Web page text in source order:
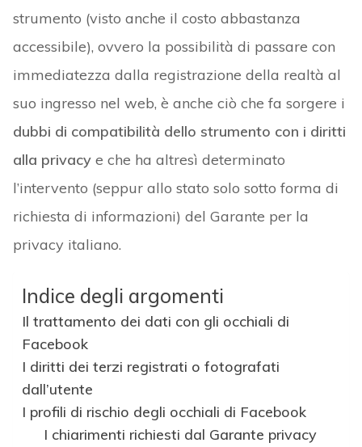
strumento (visto anche il costo abbastanza
accessibile), ovvero la possibilità di passare con
immediatezza dalla registrazione della realtà al
suo ingresso nel web, è anche ciò che fa sorgere i
dubbi di compatibilità dello strumento con i diritti
alla privacye che ha altresì determinato
l’intervento (seppur allo stato solo sotto forma di
richiesta di informazioni) del Garante per la
privacy italiano.
Indice degli argomenti
Il trattamento dei dati con gli occhiali di
Facebook
I diritti dei terzi registrati o fotografati
dall’utente
I profili di rischio degli occhiali di Facebook
I chiarimenti richiesti dal Garante privacy